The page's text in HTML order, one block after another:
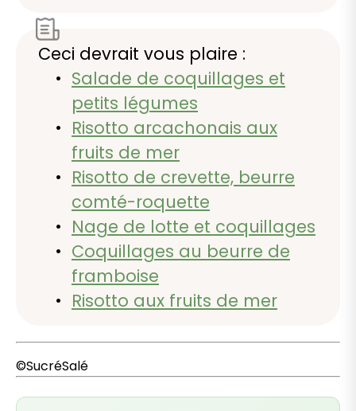
Ceci devrait vous plaire :
Salade de coquillages et
petits légumes
Risotto arcachonais aux
fruits de mer
Risotto de crevette, beurre
comté-roquette
Nage de lotte et coquillages
Coquillages au beurre de
framboise
Risotto aux fruits de mer
©SucréSalé